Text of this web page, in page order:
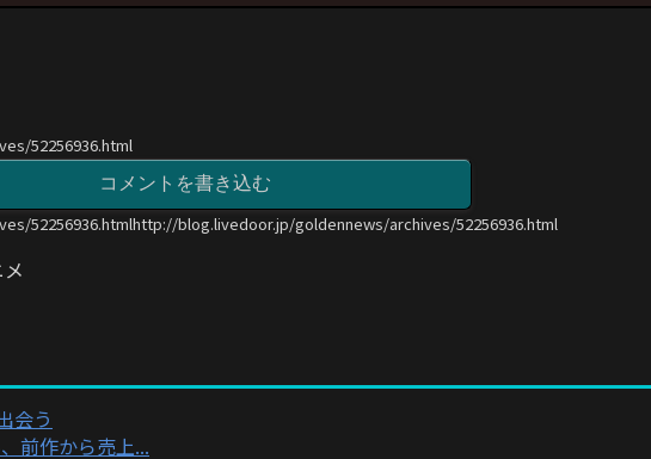
52256936.html
コメントを書き込む
52256936.htmlhttp://blog.livedoor.jp/goldennews/archives/52256936.html
会う
前作から売上...